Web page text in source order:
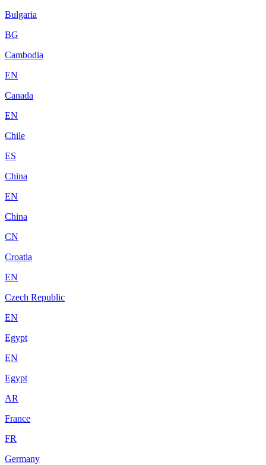
Bulgaria
BG
Cambodia
EN
Canada
EN
Chile
ES
China
EN
China
CN
Croatia
EN
Czech Republic
EN
Egypt
EN
Egypt
AR
France
FR
Germany